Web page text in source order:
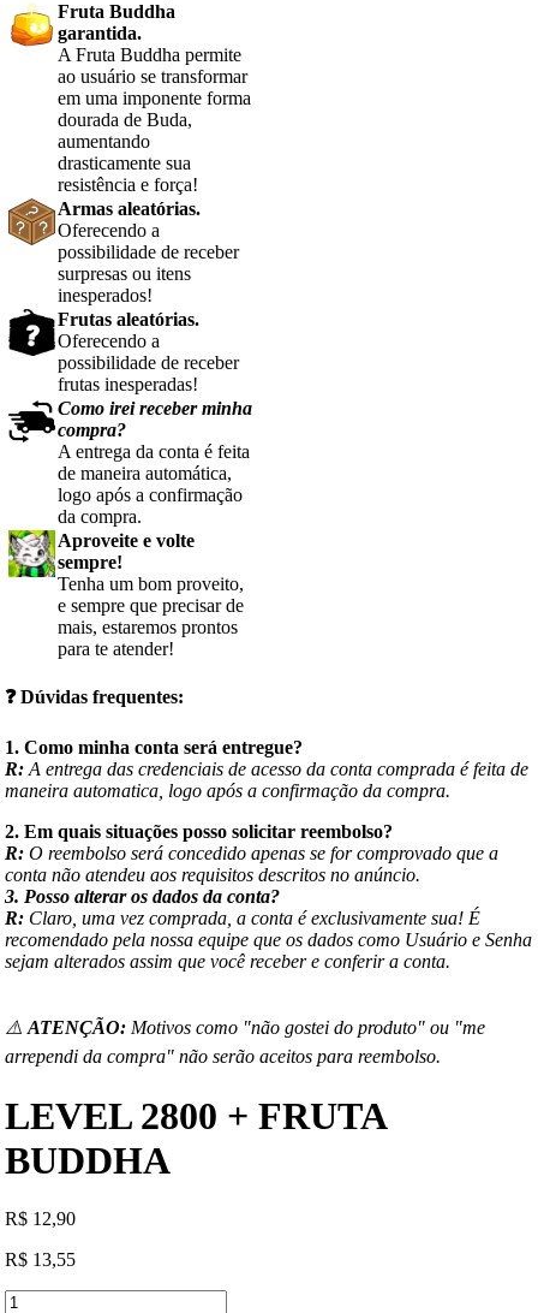
Fruta Buddha
garantida.
A Fruta Buddha permite
ao usuário se transformar
em uma imponente forma
dourada de Buda,
aumentando
drasticamente sua
resistência e força!
Armas aleatórias.
Oferecendo a
possibilidade de receber
surpresas ou itens
inesperados!
Frutas aleatórias.
Oferecendo a
possibilidade de receber
frutas inesperadas!
Como irei receber minha
compra?
A entrega da conta é feita
de maneira automática,
logo após a confirmação
da compra.
Aproveite e volte
sempre!
Tenha um bom proveito,
e sempre que precisar de
mais, estaremos prontos
para te atender!
❓Dúvidas frequentes:
1. Como minha conta será entregue?
R: A entrega das credenciais de acesso da conta comprada é feita de
maneira automatica, logo após a confirmação da compra.
2. Em quais situações posso solicitar reembolso?
R: O reembolso será concedido apenas se for comprovado que a
conta não atendeu aos requisitos descritos no anúncio.
3. Posso alterar os dados da conta?
R: Claro, uma vez comprada, a conta é exclusivamente sua! É
recomendado pela nossa equipe que os dados como Usuário e Senha
sejam alterados assim que você receber e conferir a conta.
⚠️ ATENÇÃO: Motivos como "não gostei do produto" ou "me
arrependi da compra" não serão aceitos para reembolso.
LEVEL 2800 + FRUTA
BUDDHA
R$ 12,90
R$ 13,55